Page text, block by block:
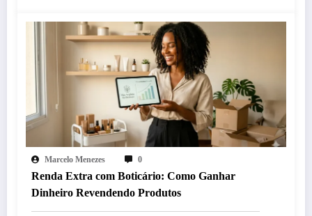
Marcelo Menezes 0
Renda Extra com Boticário: Como Ganhar
Dinheiro Revendendo Produtos